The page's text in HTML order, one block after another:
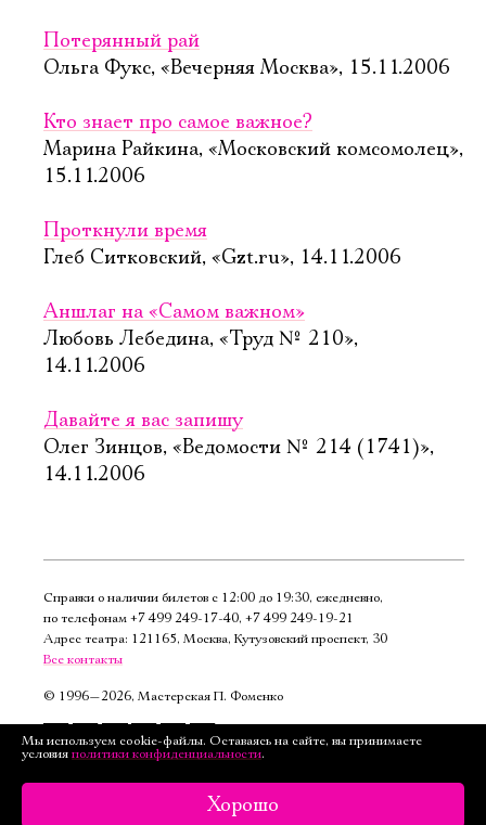
Потерянный рай
Ольга Фукс, «Вечерняя Москва», 15.11.2006
Кто знает про самое важное?
Марина Райкина, «Московский комсомолец»,
15.11.2006
Проткнули время
Глеб Ситковский, «Gzt.ru», 14.11.2006
Аншлаг на «Самом важном»
Любовь Лебедина, «Труд № 210»,
14.11.2006
Давайте я вас запишу
Олег Зинцов, «Ведомости № 214 (1741)»,
14.11.2006
Справки о наличии билетов с 12:00 до 19:30, ежедневно,
по телефонам +7 499 249‑17‑40, +7 499 249‑19‑21
Адрес театра: 121165, Москва, Кутузовский проспект, 30
Все контакты
© 1996—2026, Мастерская П. Фоменко
Подписаться
Мы используем cookie-файлы. Оставаясь на сайте, вы принимаете
условия политики конфиденциальности.
Хорошо